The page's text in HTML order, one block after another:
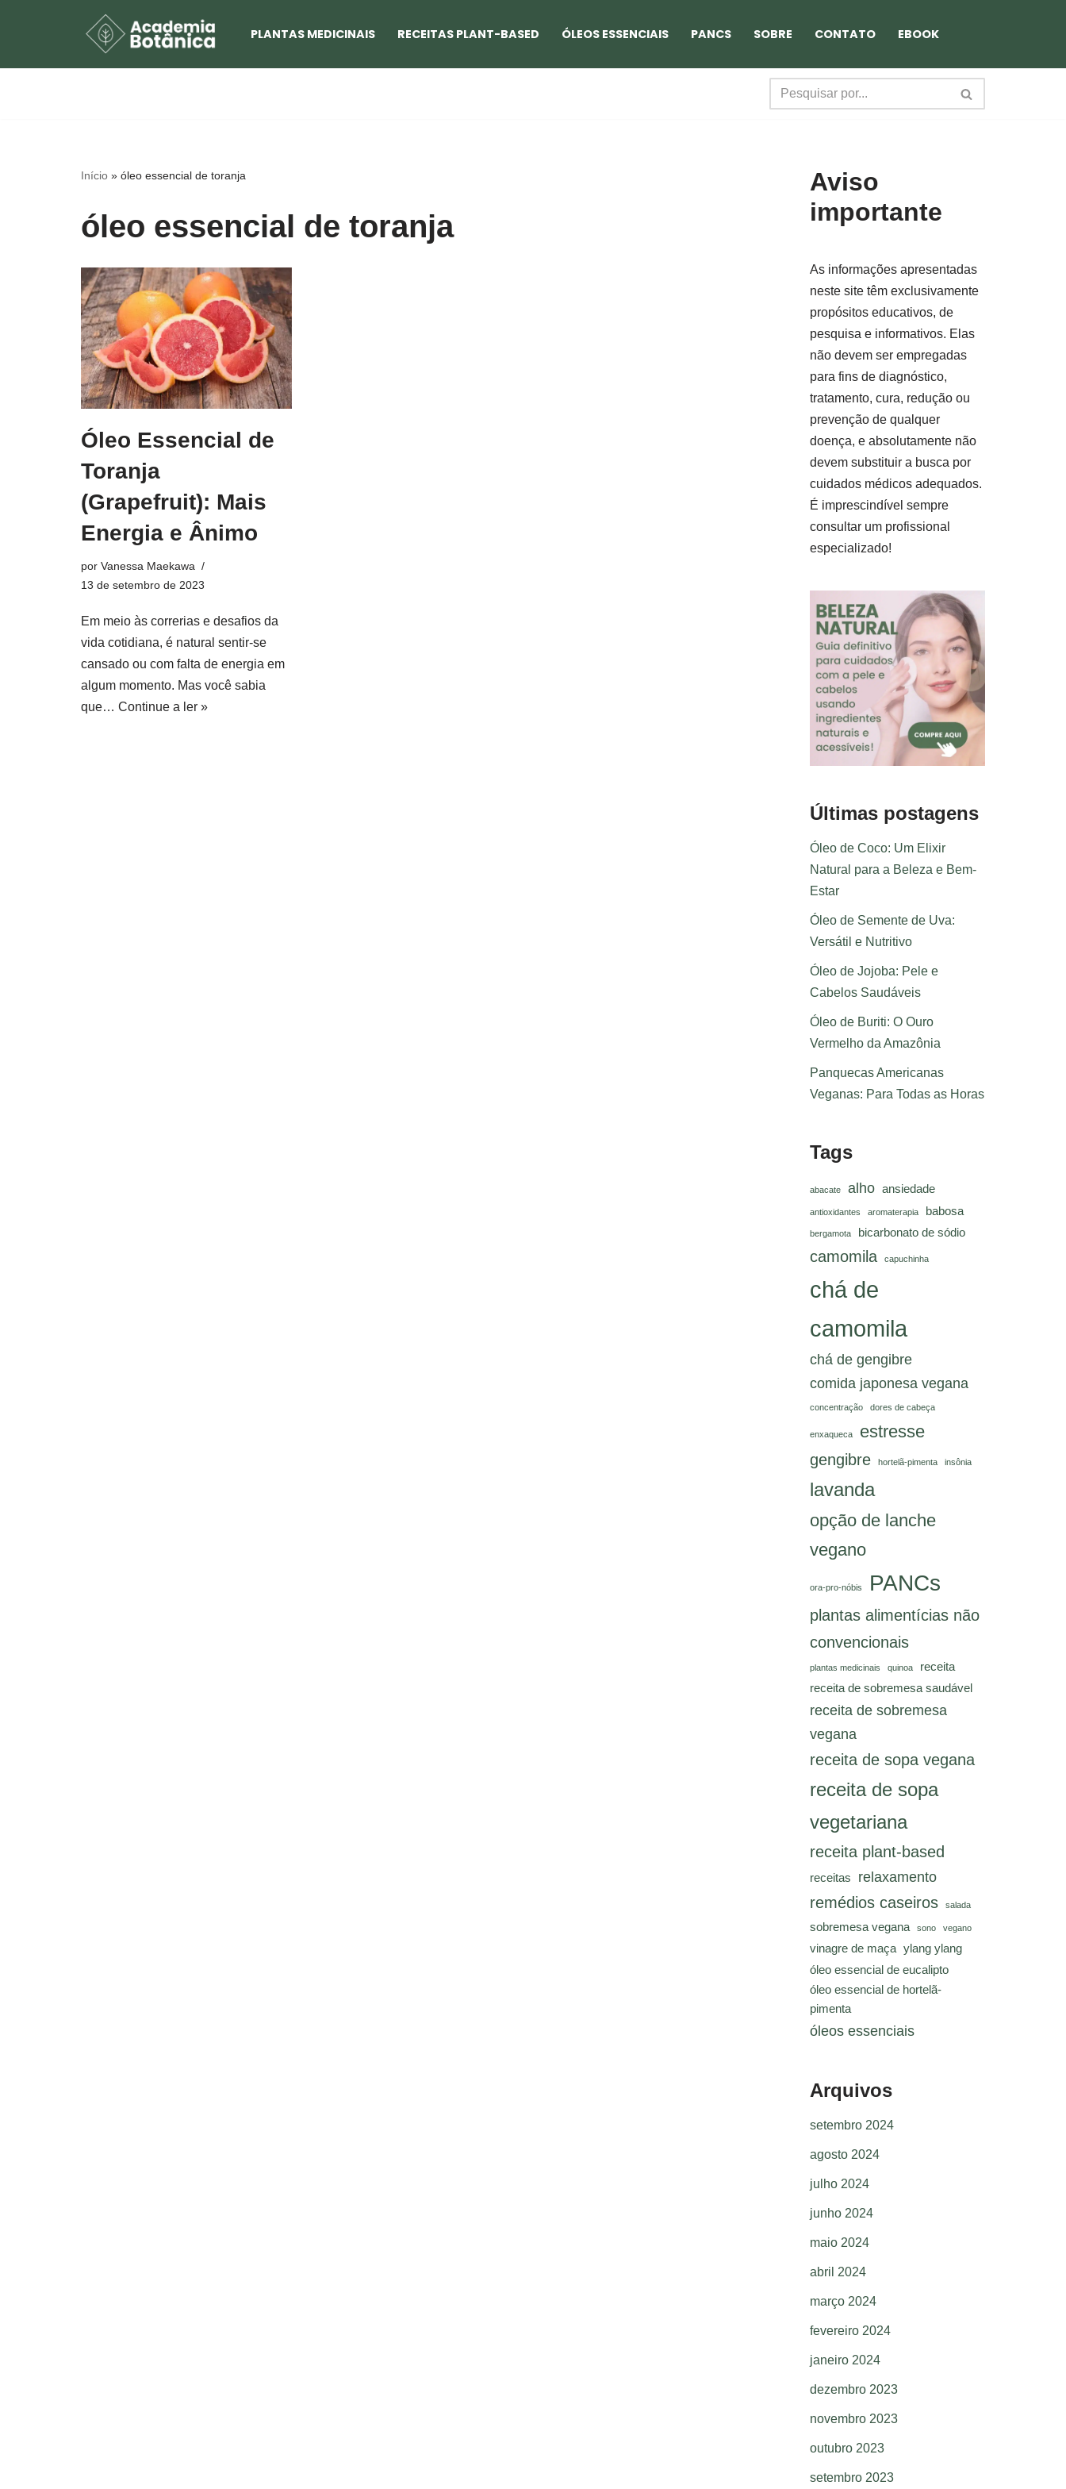
para
PLANTAS MEDICINAIS RECEITAS PLANT-BASED ÓLEOS ESSENCIAIS PANCS SOBRE CONTATO EBOOK
Início » óleo essencial de toranja
óleo essencial de toranja
Óleo Essencial de
Toranja
(Grapefruit): Mais
Energia e Ânimo
por Vanessa Maekawa
13 de setembro de 2023
Em meio às correrias e desafios da
vida cotidiana, é natural sentir-se
cansado ou com falta de energia em
algum momento. Mas você sabia
que… Continue a ler »
Aviso
importante
As informações apresentadas
neste site têm exclusivamente
propósitos educativos, de
pesquisa e informativos. Elas
não devem ser empregadas
para fins de diagnóstico,
tratamento, cura, redução ou
prevenção de qualquer
doença, e absolutamente não
devem substituir a busca por
cuidados médicos adequados.
É imprescindível sempre
consultar um profissional
especializado!
Últimas postagens
Óleo de Coco: Um Elixir
Natural para a Beleza e Bem-
Estar
Óleo de Semente de Uva:
Versátil e Nutritivo
Óleo de Jojoba: Pele e
Cabelos Saudáveis
Óleo de Buriti: O Ouro
Vermelho da Amazônia
Panquecas Americanas
Veganas: Para Todas as Horas
Tags
abacate alho ansiedade
antioxidantes aromaterapia babosa
bergamota bicarbonato de sódio
camomila capuchinha
chá de
camomila
chá de gengibre
comida japonesa vegana
concentração dores de cabeça
enxaqueca estresse
gengibre hortelã-pimenta insônia
lavanda
opção de lanche
vegano
ora-pro-nóbis PANCs
plantas alimentícias não
convencionais
plantas medicinais quinoa
receita
receita de sobremesa saudável
receita de sobremesa
vegana
receita de sopa vegana
receita de sopa
vegetariana
receita plant-based
receitas relaxamento
remédios caseiros salada
sobremesa vegana sono vegano
vinagre de maça ylang ylang
óleo essencial de eucalipto
óleo essencial de hortelã-
pimenta
óleos essenciais
Arquivos
setembro 2024
agosto 2024
julho 2024
junho 2024
maio 2024
abril 2024
março 2024
fevereiro 2024
janeiro 2024
dezembro 2023
novembro 2023
outubro 2023
setembro 2023